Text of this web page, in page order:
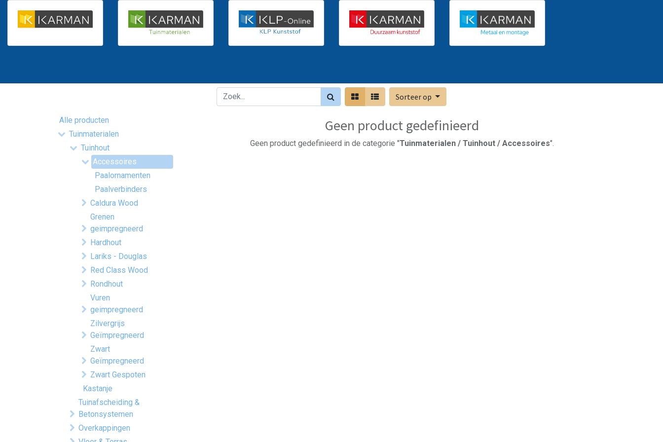
Sorteer op
Alle producten
Tuinmaterialen
Tuinhout
Accessoires
Paalornamenten
Paalverbinders
Caldura Wood
Grenen
geimpregneerd
Hardhout
Lariks - Douglas
Red Class Wood
Rondhout
Vuren
geimpregneerd
Zilvergrijs
Geïmpregneerd
Zwart
Geïmpregneerd
Zwart Gespoten
Kastanje
Tuinafscheiding &
Betonsystemen
Overkappingen
Geen product gedefinieerd
Geen product gedefinieerd in de categorie "Tuinmaterialen / Tuinhout / Accessoires".